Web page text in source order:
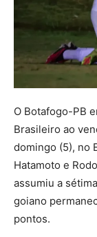
O Botafogo-PB
Brasileiro ao
domingo (5), no
Hatamoto e
assumiu a
goiano
pontos.